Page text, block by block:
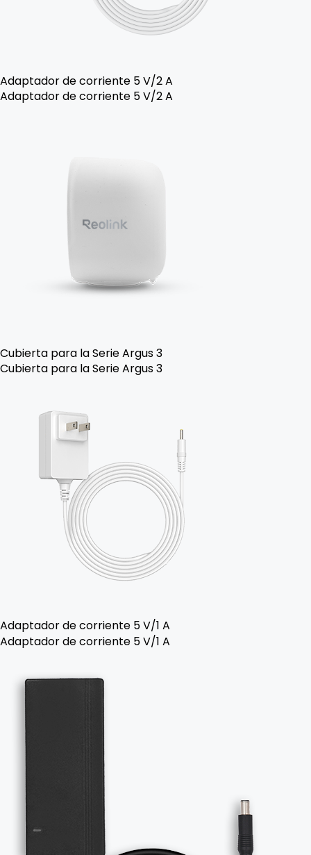
Adaptador de corriente 5 V/2 A
Adaptador de corriente 5 V/2 A
Cubierta para la Serie Argus 3
Cubierta para la Serie Argus 3
Adaptador de corriente 5 V/1 A
Adaptador de corriente 5 V/1 A